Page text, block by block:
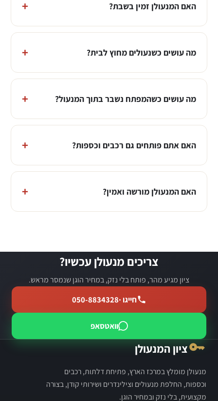
האם המנעולן זמין בשבת?
מה עושים כשנעולים מחוץ לבית?
מה עושים כשהמפתח נשבר בתוך המנעול?
האם אתם פותחים גם רכבים וכספות?
האם המנעולן מורשה ואמין?
צריכים מנעולן עכשיו?
ציון מגיע מהר, פותח בלי נזק, במחיר הוגן שנמסר מראש.
חייגו ·050-8834328
וואטסאפ
ציון המנעולן
מנעולן מומלץ במרכז הארץ, פתיחת דלתות, רכבים
וכספות, החלפת מנעולים וצילינדרים ושירותי קודן, בצורה
מקצועית, בלי נזק ובמחיר הוגן.